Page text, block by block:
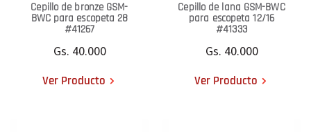
Cepillo de bronze GSM-
BWC para escopeta 28
#41267
Gs. 40.000
Ver Producto
Cepillo de lana GSM-BWC
para escopeta 12/16
#41333
Gs. 40.000
Ver Producto